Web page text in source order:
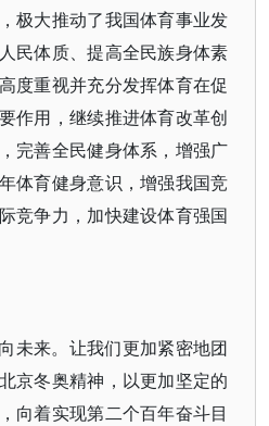
极大推动了我国体育事业发
民体质、提高全民族身体素
度重视并充分发挥体育在促
作用，继续推进体育改革创
完善全民健身体系，增强广
体育健身意识，增强我国竞
竞争力，加快建设体育强国
未来。让我们更加紧密地团
京冬奥精神，以更加坚定的
向着实现第二个百年奋斗目